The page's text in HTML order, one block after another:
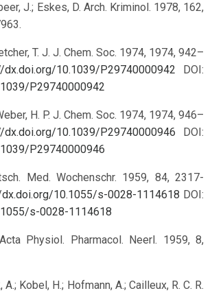
J.; Eskes, D. Arch. Kriminol. 1978, 162,
T. J. J. Chem. Soc. 1974, 1974, 942–
dx.doi.org/10.1039/P29740000942
DOI:
P29740000942
H. P. J. Chem. Soc. 1974, 1974, 946–
dx.doi.org/10.1039/P29740000946
DOI:
P29740000946
Med. Wochenschr. 1959, 84, 2317-
10.1055/s-0028-1114618 DOI:
s-0028-1114618
Physiol. Pharmacol. Neerl. 1959, 8,
A.; Kobel, H.; Hofmann, A.; Cailleux, R. C. R.